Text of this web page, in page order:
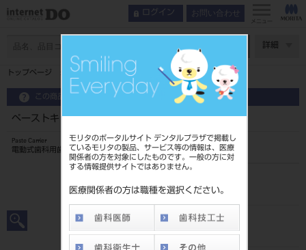
モリタのポータルサイト デンタルプラザで掲載し
ているモリタの製品、サービス等の情報は、医療
関係者の方を対象にしたものです。一般の方に対
する情報提供サイトではありません。
医療関係者の方は職種を選択ください。
ログイン お問い合わせ
メニュー
詳細
トップページ ペーストキャリア 29mm 4入 ＃25
この商品に関するお問い合わせ
ペーストキャリア 29mm 4入 ＃25
Paste Carrier
電動式歯科用歯肉ペーストキャリア
20239014925
JAN/EANコード